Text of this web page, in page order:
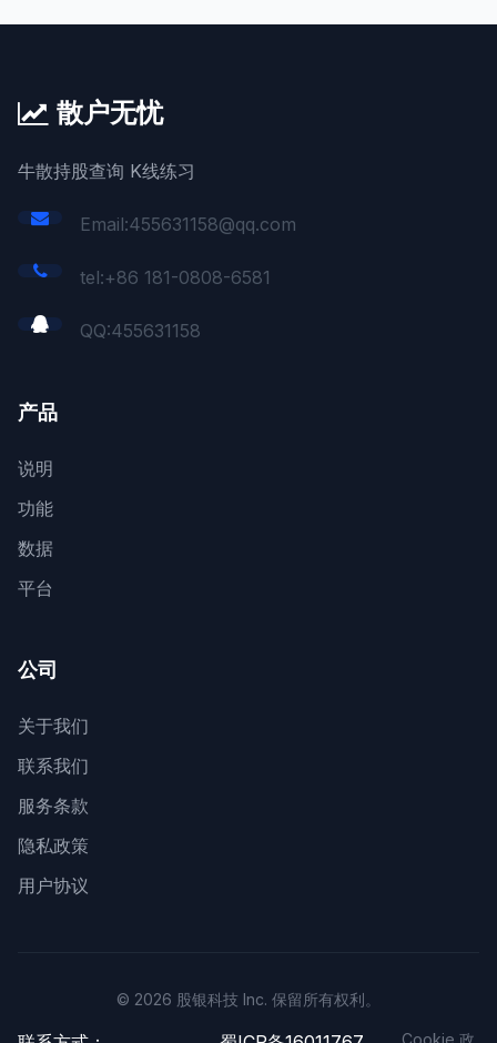
散户无忧
牛散持股查询 K线练习
Email:455631158@qq.com
tel:+86 181-0808-6581
QQ:455631158
产品
说明
功能
数据
平台
公司
关于我们
联系我们
服务条款
隐私政策
用户协议
© 2026 股银科技 Inc. 保留所有权利。
Cookie 政